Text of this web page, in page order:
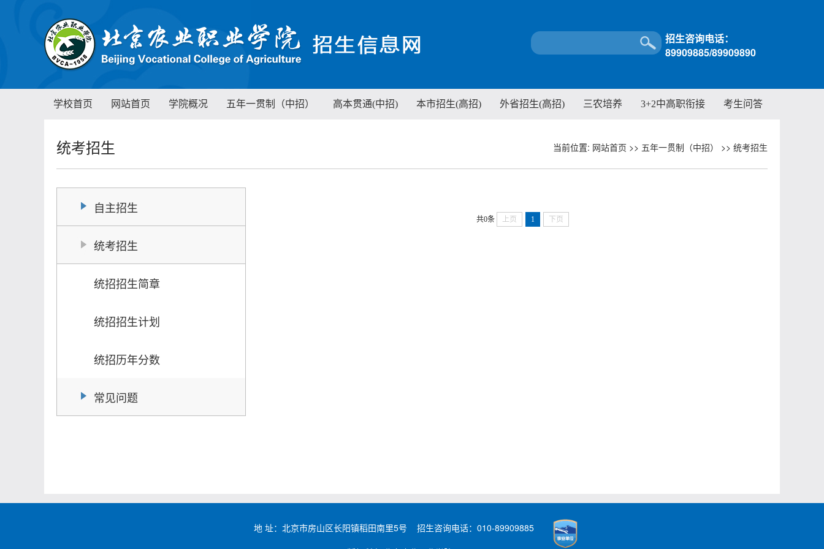
招生咨询电话：
89909885/89909890
学校首页 网站首页 学院概况 五年一贯制（中招） 高本贯通(中招) 本市招生(高招) 外省招生(高招) 三农培养 3+2中高职衔接 考生问答
统考招生 当前位置: 网站首页 >> 五年一贯制（中招） >> 统考招生
自主招生
统考招生
统招招生简章
统招招生计划
统招历年分数
常见问题
共0条 上页 1 下页
地 址：北京市房山区长阳镇稻田南里5号 招生咨询电话：010-89909885